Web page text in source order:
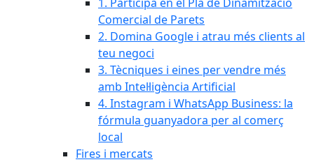
Comercial de Parets
2. Domina Google i atrau més clients al
teu negoci
3. Tècniques i eines per vendre més
amb Intel·ligència Artificial
4. Instagram i WhatsApp Business: la
fórmula guanyadora per al comerç
local
Fires i mercats